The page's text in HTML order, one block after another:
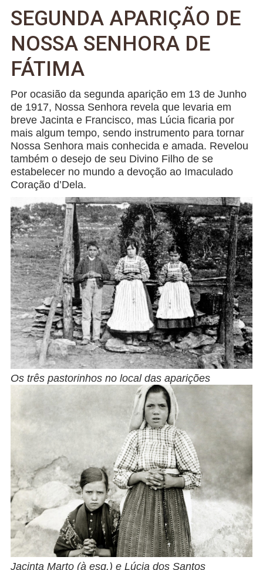
SEGUNDA APARIÇÃO DE
NOSSA SENHORA DE
FÁTIMA
Por ocasião da segunda aparição em 13 de Junho
de 1917, Nossa Senhora revela que levaria em
breve Jacinta e Francisco, mas Lúcia ficaria por
mais algum tempo, sendo instrumento para tornar
Nossa Senhora mais conhecida e amada. Revelou
também o desejo de seu Divino Filho de se
estabelecer no mundo a devoção ao Imaculado
Coração d’Dela.
Os três pastorinhos no local das aparições
Jacinta Marto (à esq.) e Lúcia dos Santos